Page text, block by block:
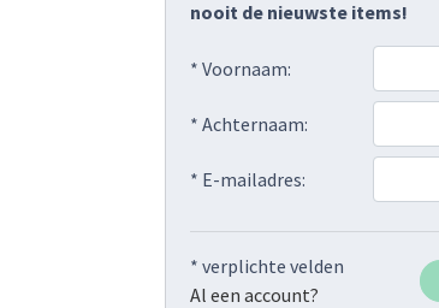
nooit de nieuwste items!
* Voornaam:
* Achternaam:
* E-mailadres:
* verplichte velden
Al een account?